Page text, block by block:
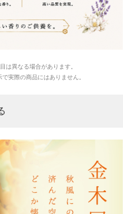
は異なる場合があります。
実際の商品にはありません。